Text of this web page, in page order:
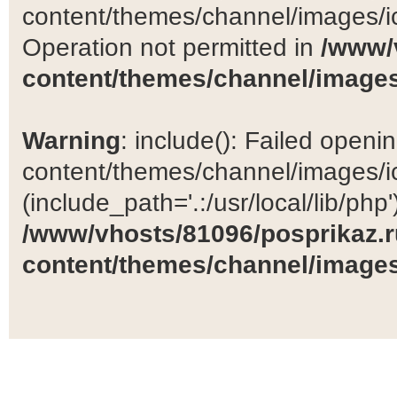
content/themes/channel/
Operation not permitted in /
content/themes/channel/
Warning: include(): Failed
content/themes/channel/images/
(include_path='.:/usr/local/lib/
/www/vhosts/81096/
content/themes/channel/